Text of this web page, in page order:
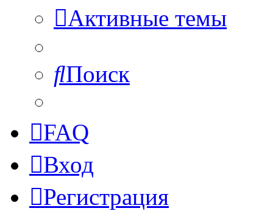
Активные темы
Поиск
FAQ
Вход
Регистрация